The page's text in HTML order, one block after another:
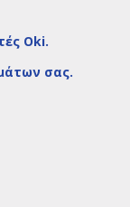
Oki.
σας.